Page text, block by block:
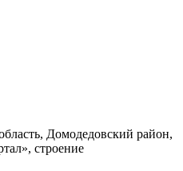
Домодедовский район,
строение